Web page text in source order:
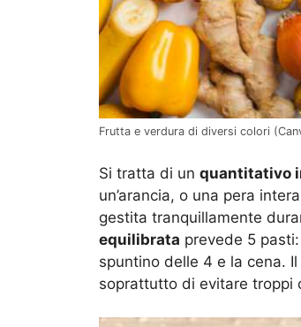
Frutta e verdura di diversi colori
Si tratta di un quantitativo
un’arancia, o una pera
gestita tranquillamente
equilibrata prevede 5
spuntino delle 4 e la cena.
soprattutto di evitare troppi